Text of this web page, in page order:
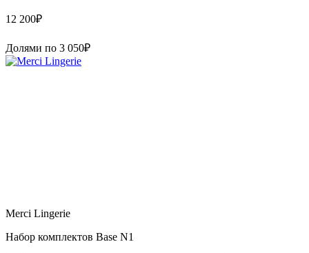
12 200₽
Долями по 3 050₽
Merci Lingerie
Набор комплектов Base N1